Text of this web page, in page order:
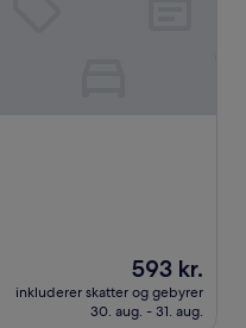
Prisen
er
593 kr.
593 kr.
inkluderer skatter og gebyrer
30. aug. - 31. aug.